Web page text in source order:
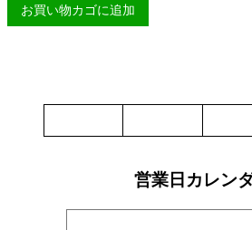
個
ー
ミ
お買い物カゴに追加
60g
営業日カレン